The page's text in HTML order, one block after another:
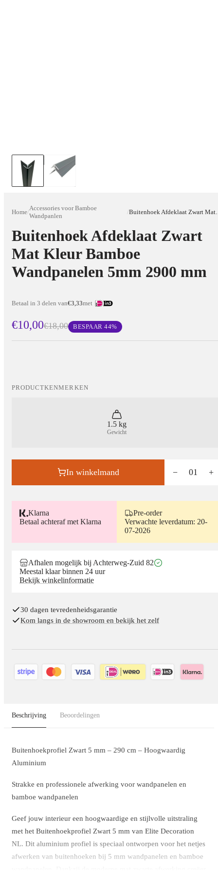
Home/
Accessories voor Bamboe
Wandpanlen
/ Buitenhoek
Buitenhoek Afdeklaat Zwart
Mat Kleur Bamboe
Wandpanelen 5mm 2900 mm
Betaal in 3 delen van€3,33met
€10,00€18,00 BESPAAR44%
PRODUCTKENMERKEN
1.5 kg
Gewicht
In winkelmand − 01 +
Klarna
Betaal achteraf met Klarna
Pre-order
Verwachte leverdatum: 20-
07-2026
Afhalen mogelijk bij Achterweg-Zuid 82
Meestal klaar binnen 24 uur
Bekijk winkelinformatie
30 dagen tevredenheidsgarantie
Kom langs in de showroom en bekijk het zelf
Beschrijving Beoordelingen
Buitenhoekprofiel Zwart 5 mm – 290 cm – Hoogwaardig
Aluminium
Strakke en professionele afwerking voor wandpanelen en
bamboe wandpanelen
Geef jouw interieur een hoogwaardige en stijlvolle uitstraling
met het Buitenhoekprofiel Zwart 5 mm van Elite Decoration
NL. Dit aluminium profiel is speciaal ontworpen voor het netjes
afwerken van buitenhoeken bij 5 mm wandpanelen en bamboe